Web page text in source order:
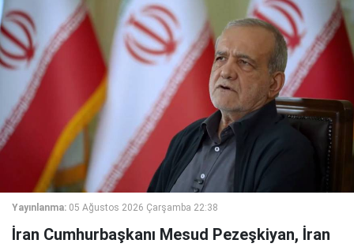
Yayınlanma: 05 Ağustos 2026 Çarşamba 22:38
İran Cumhurbaşkanı Mesud Pezeşkiyan, İran